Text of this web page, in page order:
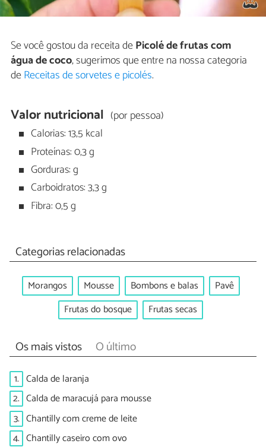
Se você gostou da receita dePicolé de frutas com
água de coco, sugerimos que entre na nossa categoria
deReceitas de sorvetes e picolés.
Valor nutricional (por pessoa)
Calorias: 13,5 kcal
Proteínas: 0,3 g
Gorduras: g
Carboidratos: 3,3 g
Fibra: 0,5 g
Categorias relacionadas
Morangos Mousse Bombons e balas
Pavê
Frutas do bosque
Frutas secas
Os mais vistos O último
1. Calda de laranja
2. Calda de maracujá para mousse
3. Chantilly com creme de leite
4. Chantilly caseiro com ovo